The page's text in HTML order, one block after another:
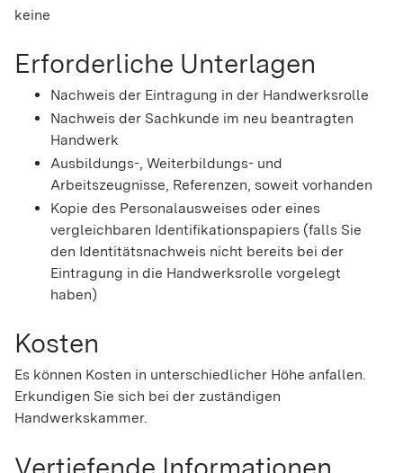
keine
Erforderliche Unterlagen
Nachweis der Eintragung in der Handwerksrolle
Nachweis der Sachkunde im neu beantragten
Handwerk
Ausbildungs-, Weiterbildungs- und
Arbeitszeugnisse, Referenzen, soweit vorhanden
Kopie des Personalausweises oder eines
vergleichbaren Identifikationspapiers (falls Sie
den Identitätsnachweis nicht bereits bei der
Eintragung in die Handwerksrolle vorgelegt
haben)
Kosten
Es können Kosten in unterschiedlicher Höhe anfallen.
Erkundigen Sie sich bei der zuständigen
Handwerkskammer.
Vertiefende Informationen